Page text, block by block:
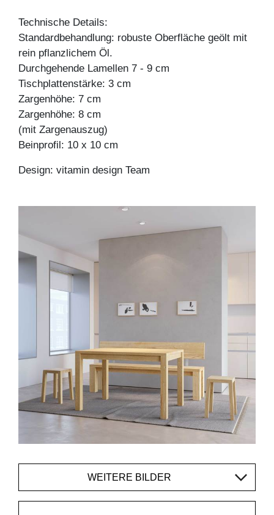
Technische Details:
Standardbehandlung: robuste Oberfläche geölt mit
rein pflanzlichem Öl.
Durchgehende Lamellen 7 - 9 cm
Tischplattenstärke: 3 cm
Zargenhöhe: 7 cm
Zargenhöhe: 8 cm
(mit Zargenauszug)
Beinprofil: 10 x 10 cm
Design: vitamin design Team
WEITERE BILDER